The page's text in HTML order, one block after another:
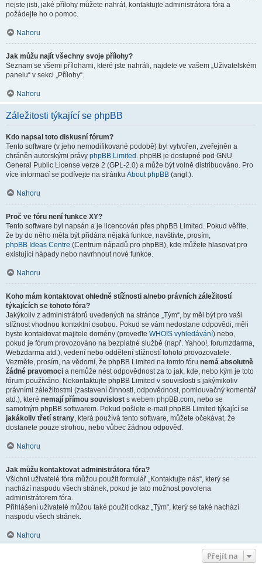
nejste jisti, jaké přílohy můžete nahrát, kontaktujte administrátora fóra a
požádejte ho o pomoc.
Nahoru
Jak můžu najít všechny svoje přílohy?
Seznam se všemi přílohami, které jste nahráli, najdete ve vašem „Uživatelském
panelu“ v sekci „Přílohy“.
Nahoru
Záležitosti týkající se phpBB
Kdo napsal toto diskusní fórum?
Tento software (v jeho nemodifikované podobě) byl vytvořen, zveřejněn a
chráněn autorskými právy phpBB Limited . phpBB je dostupné pod GNU
General Public License verze 2 (GPL-2.0) a může být volně distribuováno. Pro
více informací se podívejte na stránku About phpBB (angl.).
Nahoru
Proč ve fóru není funkce XY?
Tento software byl napsán a je licencován přes phpBB Limited. Pokud věříte,
že by do něho měla být přidána nějaká funkce, navštivte, prosím,
phpBB Ideas Centre (Centrum nápadů pro phpBB), kde můžete hlasovat pro
existující nápady nebo navrhnout nové funkce.
Nahoru
Koho mám kontaktovat ohledně stížnosti a/nebo právních záležitostí
týkajících se tohoto fóra?
Jakýkoliv z administrátorů uvedených na stránce „Tým“, by měl být pro vaši
stížnost vhodnou kontaktní osobou. Pokud se vám nedostane odpovědi, měli
byste kontaktovat majitele domény (proveďte WHOIS vyhledávání) nebo,
pokud je fórum provozováno na bezplatné službě (např. Yahoo!, forumzdarma,
Webzdarma atd.), vedení nebo oddělení stížností tohoto provozovatele.
Vezměte, prosím, na vědomí, že phpBB Limited na tomto fóru nemá absolutně
žádné pravomoci a nemůže nést odpovědnost za to jak, kde, nebo kým je toto
fórum používáno. Nekontaktujte phpBB Limited v souvislosti s jakýmikoliv
právními záležitostmi (zastavení činnosti, odpovědnost, pomlouvačný komentář
atd.), které nemají přímou souvislost s webem phpBB.com, nebo se
samotným phpBB softwarem. Pokud pošlete e-mail phpBB Limited týkající se
jakákoliv třetí strany, která používá tento software, můžete očekávat, že
dostanete pouze strohou, nebo vůbec žádnou odpověď.
Nahoru
Jak můžu kontaktovat administrátora fóra?
Všichni uživatelé fóra můžou použít formulář „Kontaktujte nás“, který se
nachází naspodu všech stránek, pokud je tato možnost povolena
administrátorem fóra.
Přihlášení uživatelé můžou také použít odkaz „Tým“, který se také nachází
naspodu všech stránek.
Nahoru
Přejít na